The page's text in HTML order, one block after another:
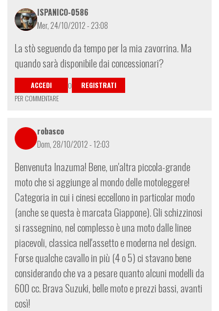
ISPANICO-0586
Mer, 24/10/2012 - 23:08
La stò seguendo da tempo per la mia zavorrina. Ma
quando sarà disponibile dai concessionari?
ACCEDI O
REGISTRATI
PER COMMENTARE
robasco
Dom, 28/10/2012 - 12:03
Benvenuta Inazuma! Bene, un'altra piccola-grande
moto che si aggiunge al mondo delle motoleggere!
Categoria in cui i cinesi eccellono in particolar modo
(anche se questa è marcata Giappone). Gli schizzinosi
si rassegnino, nel complesso è una moto dalle linee
piacevoli, classica nell'assetto e moderna nel design.
Forse qualche cavallo in più (4 o 5) ci stavano bene
considerando che va a pesare quanto alcuni modelli da
600 cc. Brava Suzuki, belle moto e prezzi bassi, avanti
così!